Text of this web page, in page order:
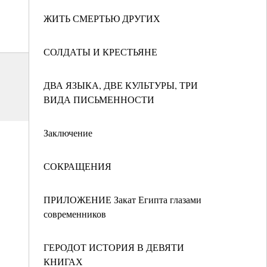
ЖИТЬ СМЕРТЬЮ ДРУГИХ
СОЛДАТЫ И КРЕСТЬЯНЕ
ДВА ЯЗЫКА, ДВЕ КУЛЬТУРЫ, ТРИ
ВИДА ПИСЬМЕННОСТИ
Заключение
СОКРАЩЕНИЯ
ПРИЛОЖЕНИЕ Закат Египта глазами
современников
ГЕРОДОТ ИСТОРИЯ В ДЕВЯТИ
КНИГАХ